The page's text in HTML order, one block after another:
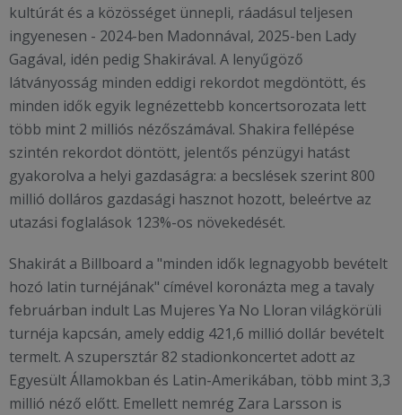
kultúrát és a közösséget ünnepli, ráadásul teljesen
ingyenesen - 2024-ben Madonnával, 2025-ben Lady
Gagával, idén pedig Shakirával. A lenyűgöző
látványosság minden eddigi rekordot megdöntött, és
minden idők egyik legnézettebb koncertsorozata lett
több mint 2 milliós nézőszámával. Shakira fellépése
szintén rekordot döntött, jelentős pénzügyi hatást
gyakorolva a helyi gazdaságra: a becslések szerint 800
millió dolláros gazdasági hasznot hozott, beleértve az
utazási foglalások 123%-os növekedését.
Shakirát a Billboard a "minden idők legnagyobb bevételt
hozó latin turnéjának" címével koronázta meg a tavaly
februárban indult Las Mujeres Ya No Lloran világkörüli
turnéja kapcsán, amely eddig 421,6 millió dollár bevételt
termelt. A szupersztár 82 stadionkoncertet adott az
Egyesült Államokban és Latin-Amerikában, több mint 3,3
millió néző előtt. Emellett nemrég Zara Larsson is